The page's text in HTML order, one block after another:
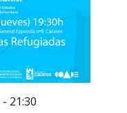
- 21:30